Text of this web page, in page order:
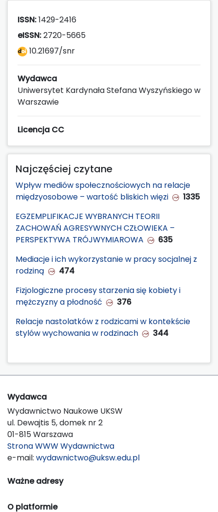
ISSN:1429-2416
eISSN:2720-5665
10.21697/snr
Wydawca
Uniwersytet Kardynała Stefana Wyszyńskiego w
Warszawie
Licencja CC
Najczęściej czytane
Wpływ mediów społecznościowych na relacje
międzyosobowe – wartość bliskich więzi
1335
EGZEMPLIFIKACJE WYBRANYCH TEORII
ZACHOWAŃ AGRESYWNYCH CZŁOWIEKA –
PERSPEKTYWA TRÓJWYMIAROWA
635
Mediacje i ich wykorzystanie w pracy socjalnej z
rodziną
474
Fizjologiczne procesy starzenia się kobiety i
mężczyzny a płodność
376
Relacje nastolatków z rodzicami w kontekście
stylów wychowania w rodzinach
344
Wydawca
Wydawnictwo Naukowe UKSW
ul. Dewajtis 5, domek nr 2
01-815 Warszawa
Strona WWW Wydawnictwa
e-mail: wydawnictwo@uksw.edu.pl
Ważne adresy
O platformie